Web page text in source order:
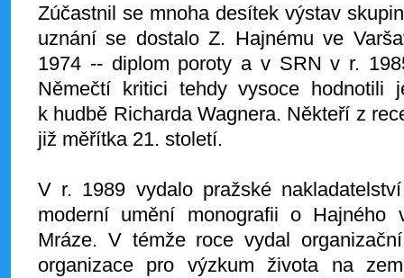
Zúčastnil se mnoha desítek výstav
uznání se dostalo Z. Hajnému ve
1974 -- diplom poroty a v SRN v r.
Němečtí kritici tehdy vysoce hodnotili
k hudbě Richarda Wagnera. Někteří z
již měřítka 21. století.
V r. 1989 vydalo pražské
moderní umění monografii o
Mráze. V témže roce vydal
organizace pro výzkum života na